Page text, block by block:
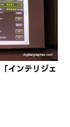
インテリジェ